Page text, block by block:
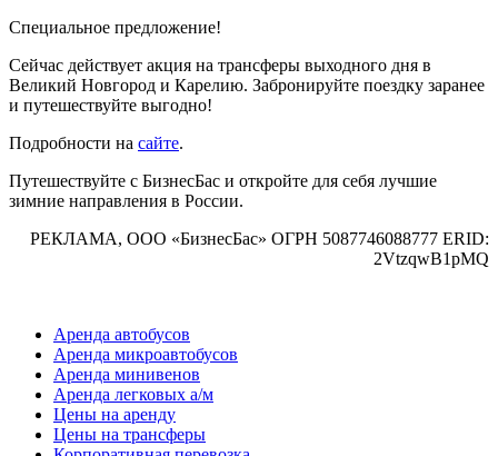
Специальное предложение!
Сейчас действует акция на трансферы выходного дня в
Великий Новгород и Карелию. Забронируйте поездку заранее
и путешествуйте выгодно!
Подробности на сайте.
Путешествуйте с БизнесБас и откройте для себя лучшие
зимние направления в России.
РЕКЛАМА, ООО «БизнесБас» ОГРН 5087746088777 ERID:
2VtzqwB1pMQ
Аренда автобусов
Аренда микроавтобусов
Аренда минивенов
Аренда легковых а/м
Цены на аренду
Цены на трансферы